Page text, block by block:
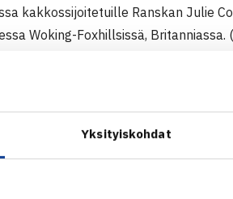
Yksityiskohdat
kakkossijoitetuille Ranskan Julie
Woking-Foxhillsissä, Britanniassa.
Ranska/Eva Hrdinova Tsekki (2.) –